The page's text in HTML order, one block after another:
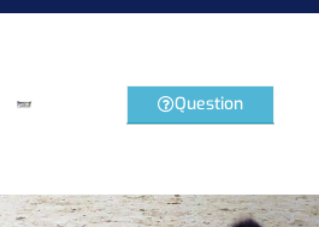
Question